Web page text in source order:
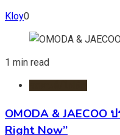
Kloy0
1 min read
OMODA & JAECOO
Right Now”